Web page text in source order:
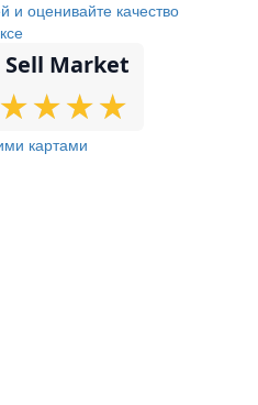
Sell Market
★
★★
★★
★★
★